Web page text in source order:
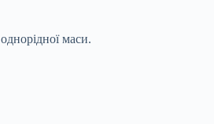
маси.